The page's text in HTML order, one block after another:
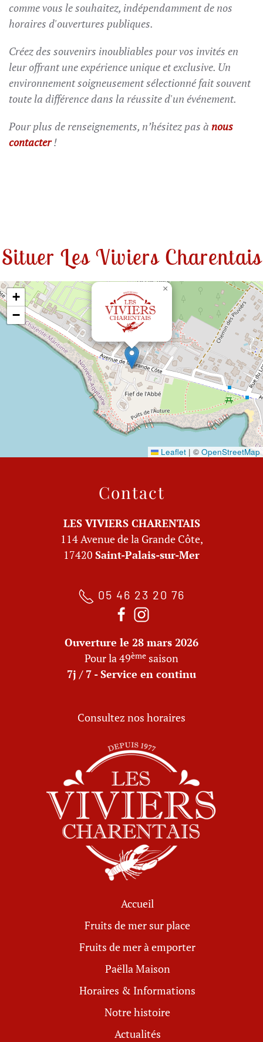
comme vous le souhaitez, indépendamment de nos
horaires d'ouvertures publiques.
Créez des souvenirs inoubliables pour vos invités en
leur offrant une expérience unique et exclusive. Un
environnement soigneusement sélectionné fait souvent
toute la différence dans la réussite d'un événement.
Pour plus de renseignements, n’hésitez pas à nous
contacter!
Situer Les Viviers Charentais
×
+
−
Leaflet | © OpenStreetMap
Contact
LES VIVIERS CHARENTAIS
114 Avenue de la Grande Côte,
17420 Saint-Palais-sur-Mer
05 46 23 20 76
Ouverture le 28 mars 2026
Pour la 49ème saison
7j / 7 - Service en continu
Consultez nos horaires
Accueil
Fruits de mer sur place
Fruits de mer à emporter
Paëlla Maison
Horaires & Informations
Notre histoire
Actualités